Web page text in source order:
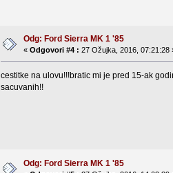
Odg: Ford Sierra MK 1 '85
« Odgovori #4 : 27 Ožujka, 2016, 07:21:28
cestitke na ulovu!!!bratic mi je pred 15-ak
sacuvanih!!
Odg: Ford Sierra MK 1 '85